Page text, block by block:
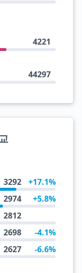
4221
44297
3292 +17.1%
2974 +5.8%
2812
2698 -4.1%
2627 -6.6%